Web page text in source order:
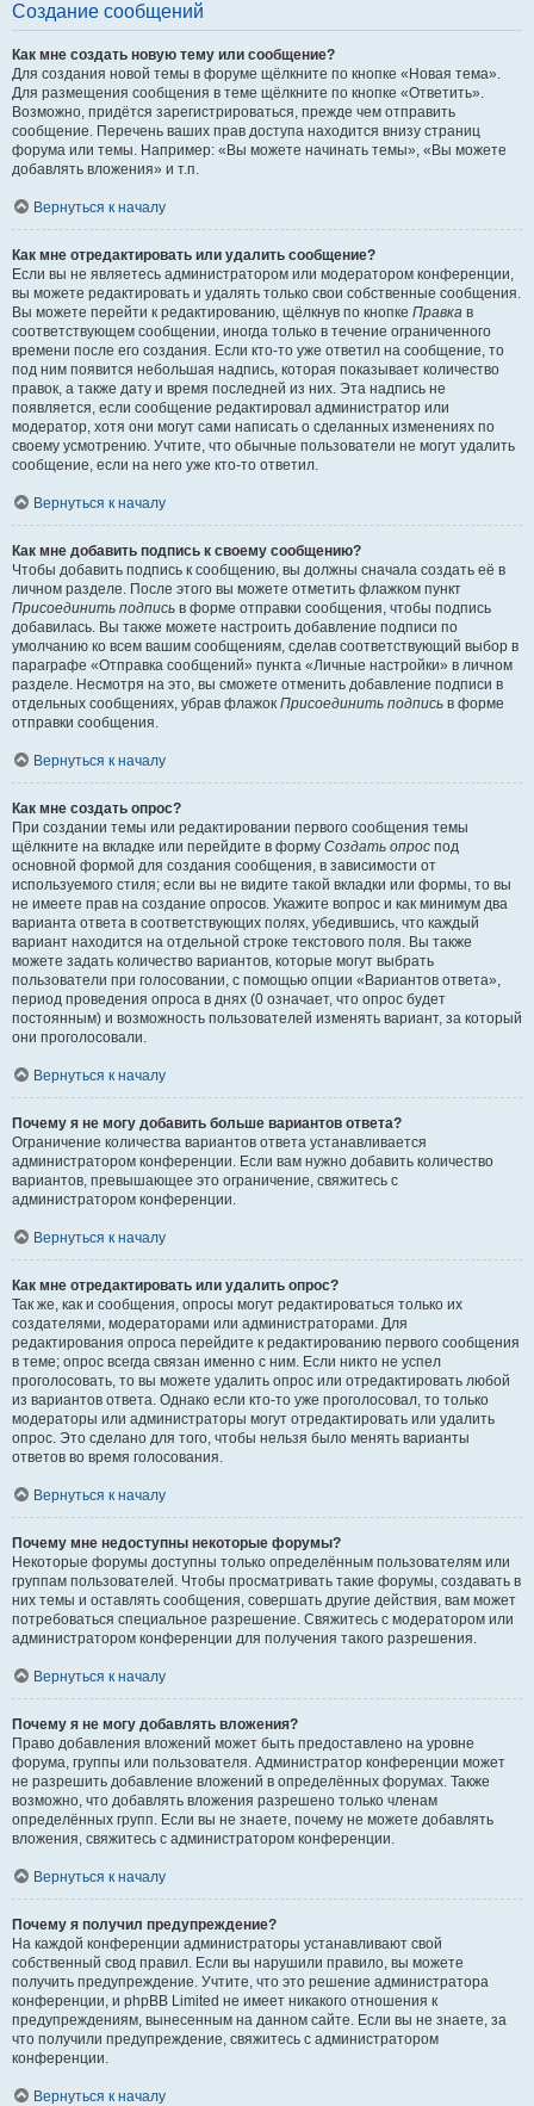
Создание сообщений
Как мне создать новую тему или сообщение?
Для создания новой темы в форуме щёлкните по кнопке «Новая тема».
Для размещения сообщения в теме щёлкните по кнопке «Ответить».
Возможно, придётся зарегистрироваться, прежде чем отправить
сообщение. Перечень ваших прав доступа находится внизу страниц
форума или темы. Например: «Вы можете начинать темы», «Вы можете
добавлять вложения» и т.п.
Вернуться к началу
Как мне отредактировать или удалить сообщение?
Если вы не являетесь администратором или модератором конференции,
вы можете редактировать и удалять только свои собственные сообщения.
Вы можете перейти к редактированию, щёлкнув по кнопке Правка в
соответствующем сообщении, иногда только в течение ограниченного
времени после его создания. Если кто-то уже ответил на сообщение, то
под ним появится небольшая надпись, которая показывает количество
правок, а также дату и время последней из них. Эта надпись не
появляется, если сообщение редактировал администратор или
модератор, хотя они могут сами написать о сделанных изменениях по
своему усмотрению. Учтите, что обычные пользователи не могут удалить
сообщение, если на него уже кто-то ответил.
Вернуться к началу
Как мне добавить подпись к своему сообщению?
Чтобы добавить подпись к сообщению, вы должны сначала создать её в
личном разделе. После этого вы можете отметить флажком пункт
Присоединить подпись в форме отправки сообщения, чтобы подпись
добавилась. Вы также можете настроить добавление подписи по
умолчанию ко всем вашим сообщениям, сделав соответствующий выбор в
параграфе «Отправка сообщений» пункта «Личные настройки» в личном
разделе. Несмотря на это, вы сможете отменить добавление подписи в
отдельных сообщениях, убрав флажок Присоединить подпись в форме
отправки сообщения.
Вернуться к началу
Как мне создать опрос?
При создании темы или редактировании первого сообщения темы
щёлкните на вкладке или перейдите в форму Создать опрос под
основной формой для создания сообщения, в зависимости от
используемого стиля; если вы не видите такой вкладки или формы, то вы
не имеете прав на создание опросов. Укажите вопрос и как минимум два
варианта ответа в соответствующих полях, убедившись, что каждый
вариант находится на отдельной строке текстового поля. Вы также
можете задать количество вариантов, которые могут выбрать
пользователи при голосовании, с помощью опции «Вариантов ответа»,
период проведения опроса в днях (0 означает, что опрос будет
постоянным) и возможность пользователей изменять вариант, за который
они проголосовали.
Вернуться к началу
Почему я не могу добавить больше вариантов ответа?
Ограничение количества вариантов ответа устанавливается
администратором конференции. Если вам нужно добавить количество
вариантов, превышающее это ограничение, свяжитесь с
администратором конференции.
Вернуться к началу
Как мне отредактировать или удалить опрос?
Так же, как и сообщения, опросы могут редактироваться только их
создателями, модераторами или администраторами. Для
редактирования опроса перейдите к редактированию первого сообщения
в теме; опрос всегда связан именно с ним. Если никто не успел
проголосовать, то вы можете удалить опрос или отредактировать любой
из вариантов ответа. Однако если кто-то уже проголосовал, то только
модераторы или администраторы могут отредактировать или удалить
опрос. Это сделано для того, чтобы нельзя было менять варианты
ответов во время голосования.
Вернуться к началу
Почему мне недоступны некоторые форумы?
Некоторые форумы доступны только определённым пользователям или
группам пользователей. Чтобы просматривать такие форумы, создавать в
них темы и оставлять сообщения, совершать другие действия, вам может
потребоваться специальное разрешение. Свяжитесь с модератором или
администратором конференции для получения такого разрешения.
Вернуться к началу
Почему я не могу добавлять вложения?
Право добавления вложений может быть предоставлено на уровне
форума, группы или пользователя. Администратор конференции может
не разрешить добавление вложений в определённых форумах. Также
возможно, что добавлять вложения разрешено только членам
определённых групп. Если вы не знаете, почему не можете добавлять
вложения, свяжитесь с администратором конференции.
Вернуться к началу
Почему я получил предупреждение?
На каждой конференции администраторы устанавливают свой
собственный свод правил. Если вы нарушили правило, вы можете
получить предупреждение. Учтите, что это решение администратора
конференции, и phpBB Limited не имеет никакого отношения к
предупреждениям, вынесенным на данном сайте. Если вы не знаете, за
что получили предупреждение, свяжитесь с администратором
конференции.
Вернуться к началу